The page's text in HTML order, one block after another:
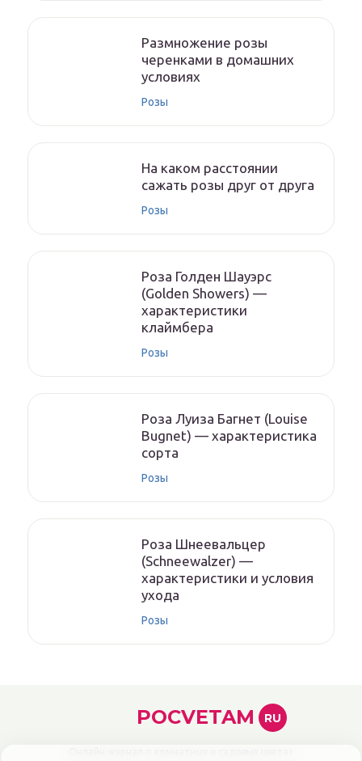
Размножение розы
черенками в домашних
условиях
Розы
На каком расстоянии
сажать розы друг от друга
Розы
Роза Голден Шауэрс
(Golden Showers) —
характеристики
клаймбера
Розы
Роза Луиза Багнет (Louise
Bugnet) — характеристика
сорта
Розы
Роза Шнеевальцер
(Schneewalzer) —
характеристики и условия
ухода
Розы
POCVETAM RU